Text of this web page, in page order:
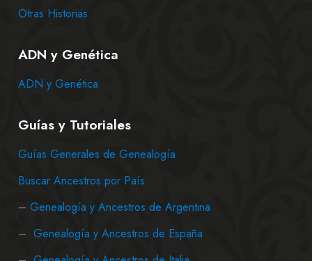
Otras Historias
ADN y Genética
ADN y Genética
Guías y Tutoriales
Guías Generales de Genealogía
Buscar Ancestros por País
– Genealogía y Ancestros de Argentina
– Genealogía y Ancestros de España